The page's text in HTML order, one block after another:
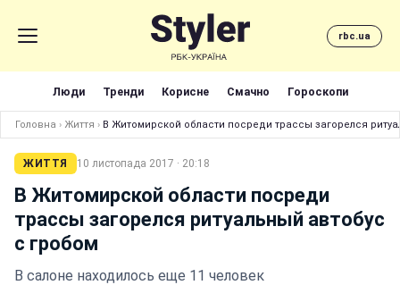
rbc.ua
Люди Тренди Корисне Смачно Гороскопи
Головна › Життя › В Житомирской области посреди трассы загорелся
ЖИТТЯ 10 листопада 2017 · 20:18
В Житомирской области посреди
трассы загорелся ритуальный автобус
с гробом
В салоне находилось еще 11 человек